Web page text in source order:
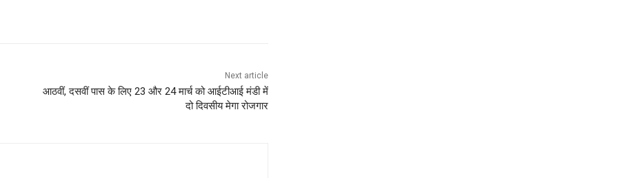
Next article
आठवीं, दसवीं पास के लिए 23 और 24 मार्च को आईटीआई मंडी में
दो दिवसीय मेगा रोजगार